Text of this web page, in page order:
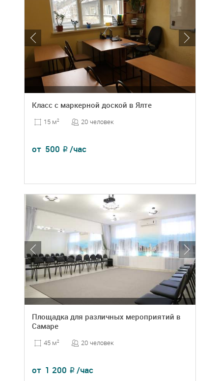
Класс с маркерной доской в Ялте
15 м2 20 человек
от 500 ₽ /час
Площадка для различных мероприятий в
Самаре
45 м2 20 человек
от 1 200 ₽ /час